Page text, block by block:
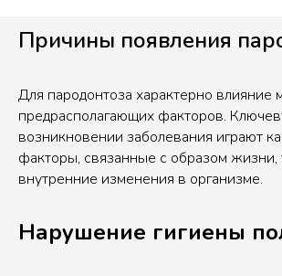
Причины появления
Для пародонтоза характерно влияние
предрасполагающих факторов.
возникновении заболевания играют
факторы, связанные с образом жизни,
внутренние изменения в организме.
Нарушение гигиены